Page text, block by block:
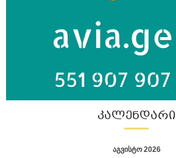
ᲙᲐᲚᲔᲜᲓᲐᲠᲘ
აგვისტო 2026